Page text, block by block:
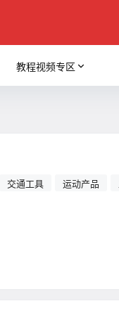
教程视频专区
交通工具 运动产品